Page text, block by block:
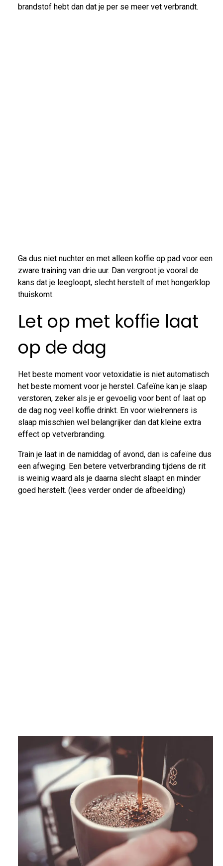
brandstof hebt dan dat je per se meer vet verbrandt.
Ga dus niet nuchter en met alleen koffie op pad voor een
zware training van drie uur. Dan vergroot je vooral de
kans dat je leegloopt, slecht herstelt of met hongerklop
thuiskomt.
Let op met koffie laat
op de dag
Het beste moment voor vetoxidatie is niet automatisch
het beste moment voor je herstel. Cafeïne kan je slaap
verstoren, zeker als je er gevoelig voor bent of laat op
de dag nog veel koffie drinkt. En voor wielrenners is
slaap misschien wel belangrijker dan dat kleine extra
effect op vetverbranding.
Train je laat in de namiddag of avond, dan is cafeïne dus
een afweging. Een betere vetverbranding tijdens de rit
is weinig waard als je daarna slecht slaapt en minder
goed herstelt. (lees verder onder de afbeelding)